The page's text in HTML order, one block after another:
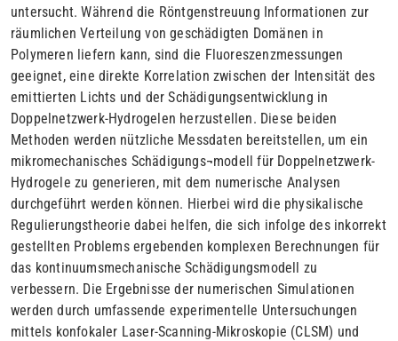
untersucht. Während die Röntgenstreuung Informationen zur
räumlichen Verteilung von geschädigten Domänen in
Polymeren liefern kann, sind die Fluoreszenzmessungen
geeignet, eine direkte Korrelation zwischen der Intensität des
emittierten Lichts und der Schädigungsentwicklung in
Doppelnetzwerk-Hydrogelen herzustellen. Diese beiden
Methoden werden nützliche Messdaten bereitstellen, um ein
mikromechanisches Schädigungs¬modell für Doppelnetzwerk-
Hydrogele zu generieren, mit dem numerische Analysen
durchgeführt werden können. Hierbei wird die physikalische
Regulierungstheorie dabei helfen, die sich infolge des inkorrekt
gestellten Problems ergebenden komplexen Berechnungen für
das kontinuumsmechanische Schädigungsmodell zu
verbessern. Die Ergebnisse der numerischen Simulationen
werden durch umfassende experimentelle Untersuchungen
mittels konfokaler Laser-Scanning-Mikroskopie (CLSM) und